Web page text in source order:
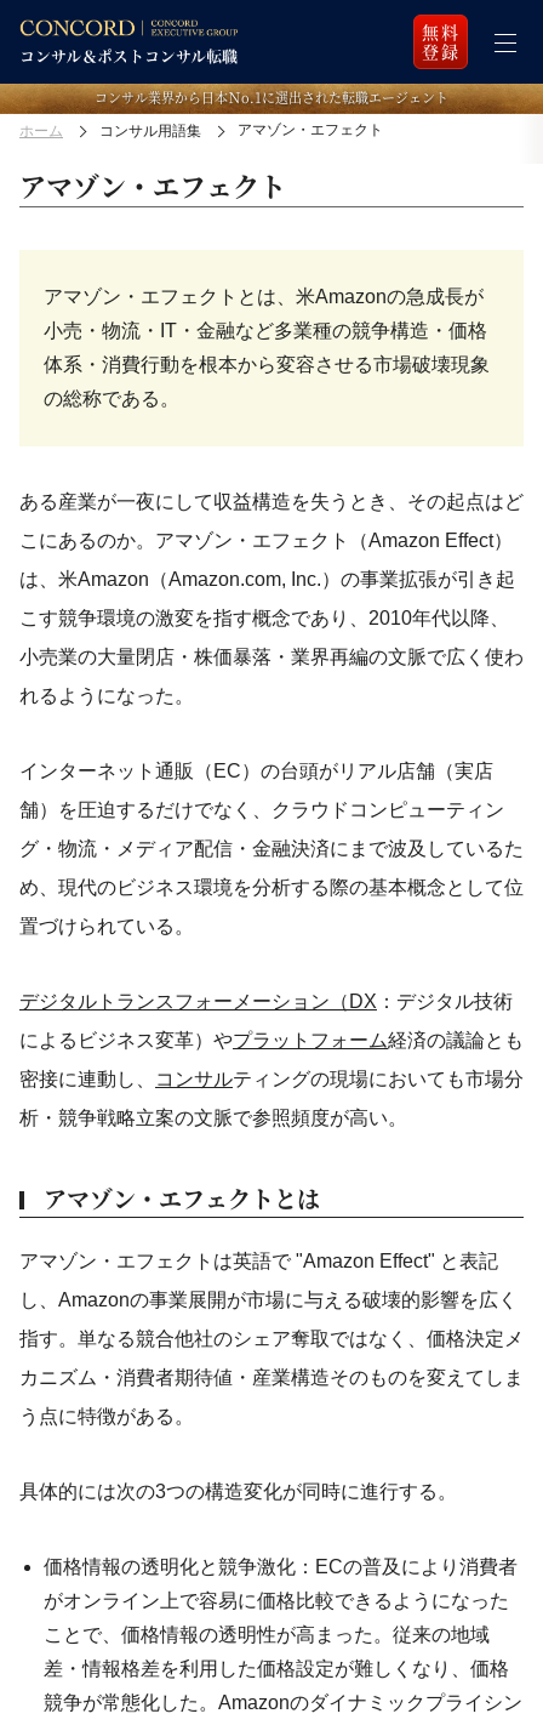
無料
登録
コンサル業界から日本Ｎo.1に選出された転職エージェント
ホーム コンサル用語集 アマゾン・エフェクト
アマゾン・エフェクト
アマゾン・エフェクトとは、米Amazonの急成長が
小売・物流・IT・金融など多業種の競争構造・価格
体系・消費行動を根本から変容させる市場破壊現象
の総称である。
ある産業が一夜にして収益構造を失うとき、その起点はど
こにあるのか。アマゾン・エフェクト（Amazon Effect）
は、米Amazon（Amazon.com, Inc.）の事業拡張が引き起
こす競争環境の激変を指す概念であり、2010年代以降、
小売業の大量閉店・株価暴落・業界再編の文脈で広く使わ
れるようになった。
インターネット通販（EC）の台頭がリアル店舗（実店
舗）を圧迫するだけでなく、クラウドコンピューティン
グ・物流・メディア配信・金融決済にまで波及しているた
め、現代のビジネス環境を分析する際の基本概念として位
置づけられている。
デジタルトランスフォーメーション（DX ：デジタル技術
によるビジネス変革）やプラットフォーム経済の議論とも
密接に連動し、
コンサルティングの現場においても市場分
析・競争戦略立案の文脈で参照頻度が高い。
アマゾン・エフェクトとは
アマゾン・エフェクトは英語で "Amazon Effect" と表記
し、Amazonの事業展開が市場に与える破壊的影響を広く
指す。単なる競合他社のシェア奪取ではなく、価格決定メ
カニズム・消費者期待値・産業構造そのものを変えてしま
う点に特徴がある。
具体的には次の3つの構造変化が同時に進行する。
価格情報の透明化と競争激化：ECの普及により消費者
がオンライン上で容易に価格比較できるようになった
ことで、価格情報の透明性が高まった。従来の地域
差・情報格差を利用した価格設定が難しくなり、価格
競争が常態化した。Amazonのダイナミックプライシン